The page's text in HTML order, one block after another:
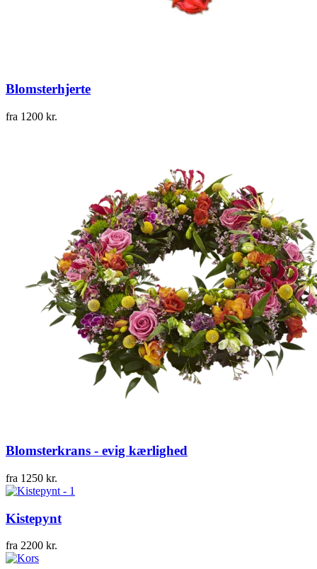
Blomsterhjerte
fra 1200 kr.
Blomsterkrans - evig kærlighed
fra 1250 kr.
Kistepynt
fra 2200 kr.